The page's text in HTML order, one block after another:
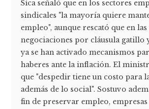
Sica señaló que en los sectores
sindicales "la mayoría quiere
empleo", aunque rescató que en las
negociaciones por cláusula gatillo
ya se han activado mecanismos
haberes ante la inflación. El
que "despedir tiene un costo para
además de lo social". Sostuvo
fin de preservar empleo,